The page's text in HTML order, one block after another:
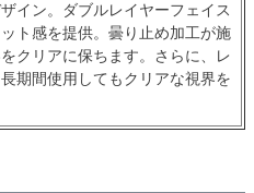
イン。ダブルレイヤーフェイス
ト感を提供。曇り止め加工が施
クリアに保ちます。さらに、レ
期間使用してもクリアな視界を